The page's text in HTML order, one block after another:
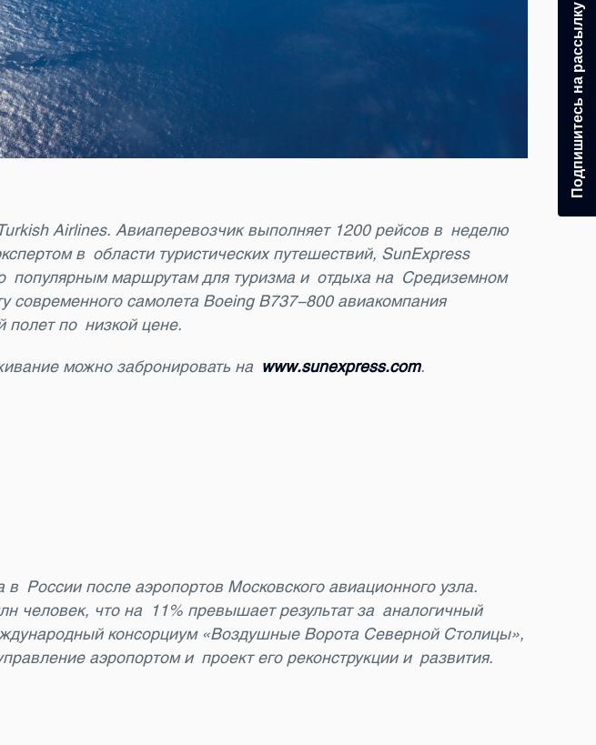
Airlines. Авиаперевозчик выполняет 1200 рейсов в неделю
в области туристических путешествий, SunExpress
популярным маршрутам для туризма и отдыха на Средиземном
самолета Boeing B737-800 авиакомпания
полет по низкой цене.
можно забронировать на www.sunexpress.com.
России после аэропортов Московского авиационного узла.
человек, что на 11% превышает результат за аналогичный
консорциум «Воздушные Ворота Северной Столицы»,
аэропортом и проект его реконструкции и развития.
Подпишитесь на рассылку